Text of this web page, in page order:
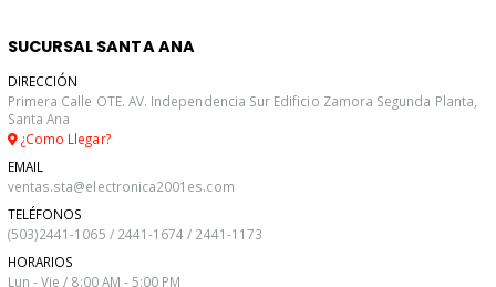
SUCURSAL SANTA ANA
DIRECCIÓN
Primera Calle OTE. AV. Independencia Sur Edificio Zamora Segunda Planta,
Santa Ana
¿Como Llegar?
EMAIL
ventas.sta@electronica2001es.com
TELÉFONOS
(503)2441-1065 / 2441-1674 / 2441-1173
HORARIOS
Lun - Vie / 8:00 AM - 5:00 PM